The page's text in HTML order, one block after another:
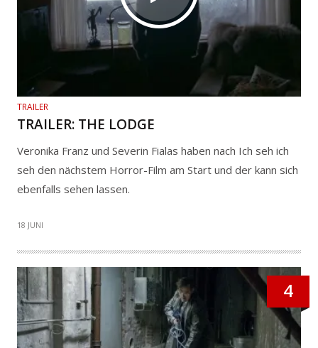
TRAILER
TRAILER: THE LODGE
Veronika Franz und Severin Fialas haben nach Ich seh ich
seh den nächstem Horror-Film am Start und der kann sich
ebenfalls sehen lassen.
18 JUNI
4